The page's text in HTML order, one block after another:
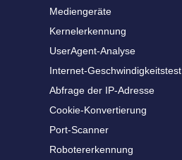
Mediengeräte
Kernelerkennung
UserAgent-Analyse
Internet-Geschwindigkeitstest
Abfrage der IP-Adresse
Cookie-Konvertierung
Port-Scanner
Robotererkennung